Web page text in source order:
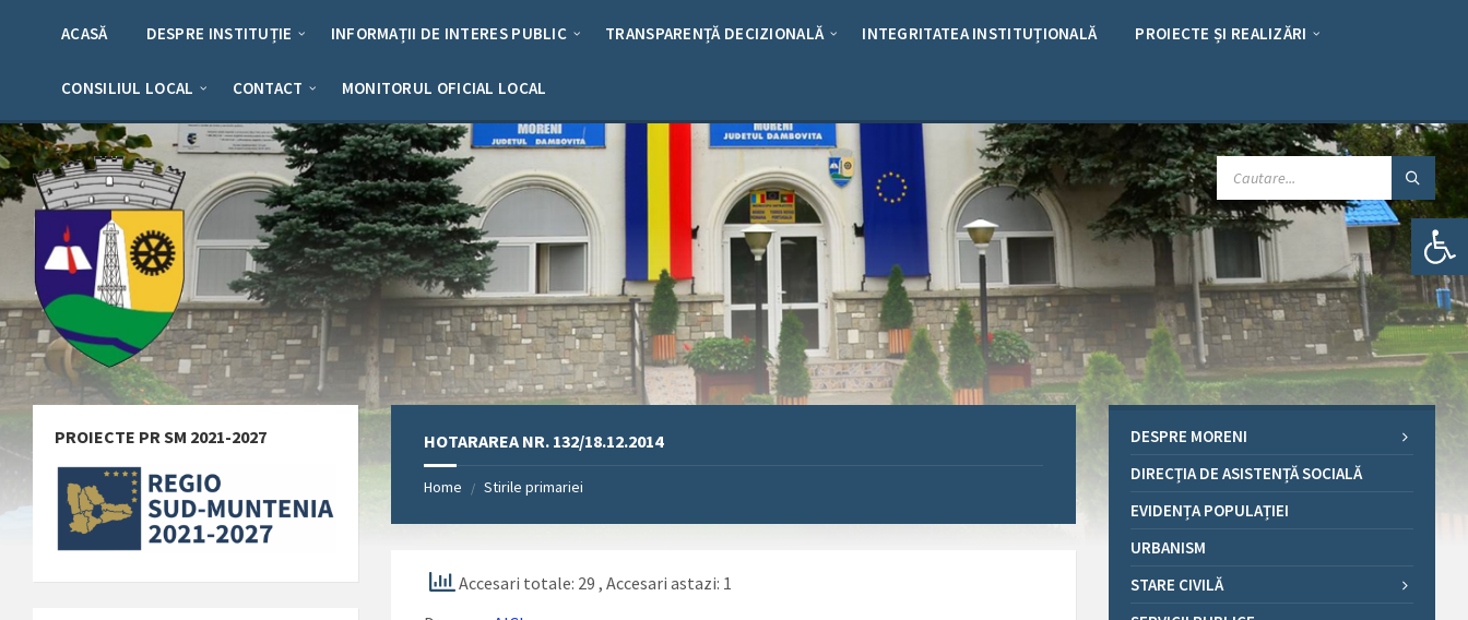
Deschide bara de unelte
ACASĂ DESPRE INSTITUȚIE INFORMAȚII DE INTERES PUBLIC TRANSPARENȚĂ DECIZIONALĂ INTEGRITATEA INSTITUȚIONALĂ PROIECTE ȘI REALIZĂRI
CONSILIUL LOCAL CONTACT MONITORUL OFICIAL LOCAL
CAUTARE:
HOTARAREA NR. 132/18.12.2014
Home / Stirile primariei
Accesari totale: 29, Accesari astazi: 1
PROIECTE PR SM 2021-2027
DESPRE MORENI
DIRECȚIA DE ASISTENȚĂ SOCIALĂ
EVIDENȚA POPULAȚIEI
URBANISM
STARE CIVILĂ